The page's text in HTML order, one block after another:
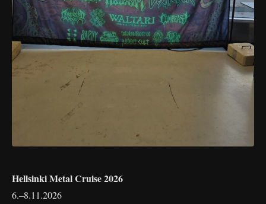
Hellsinki Metal Cruise 2026
6.–8.11.2026